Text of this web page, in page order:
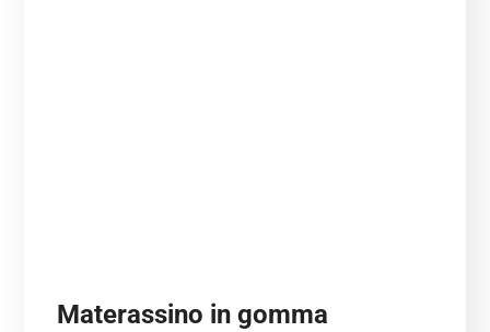
Materassino in gomma